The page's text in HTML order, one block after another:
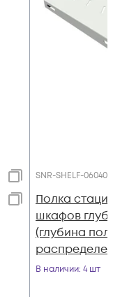
SNR-SHELF-
Полка
шкафов
(глубина
цвет-серый
В наличии: 4 шт